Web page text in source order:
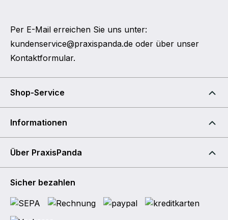
Per E-Mail erreichen Sie uns unter:
kundenservice@praxispanda.de oder über unser
Kontaktformular.
Shop-Service
Informationen
Über PraxisPanda
Sicher bezahlen